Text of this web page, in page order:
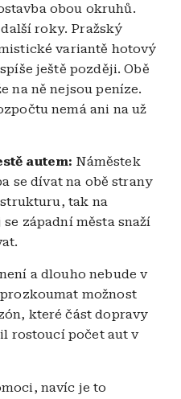
obou okruhů.
roky. Pražský
variantě hotový
ještě později. Obě
na ně nejsou peníze.
nemá ani na už
autem: Náměstek
se dívat na obě strany
tak na
západní města snaží
a dlouho nebude v
možnost
které část dopravy
rostoucí počet aut v
navíc je to